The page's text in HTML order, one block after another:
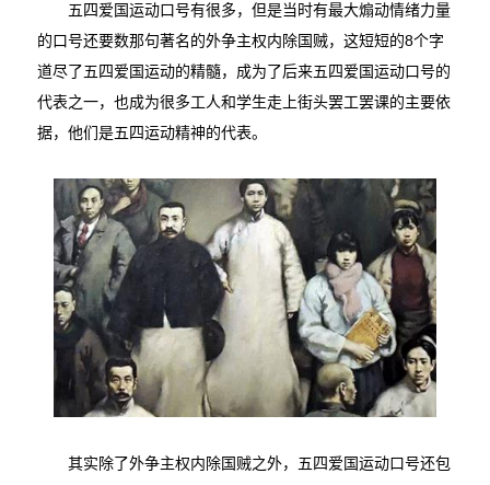
五四爱国运动口号有很多，但是当时有最大煽动情绪力量
的口号还要数那句著名的外争主权内除国贼，这短短的8个字
道尽了五四爱国运动的精髓，成为了后来五四爱国运动口号的
代表之一，也成为很多工人和学生走上街头罢工罢课的主要依
据，他们是五四运动精神的代表。
其实除了外争主权内除国贼之外，五四爱国运动口号还包